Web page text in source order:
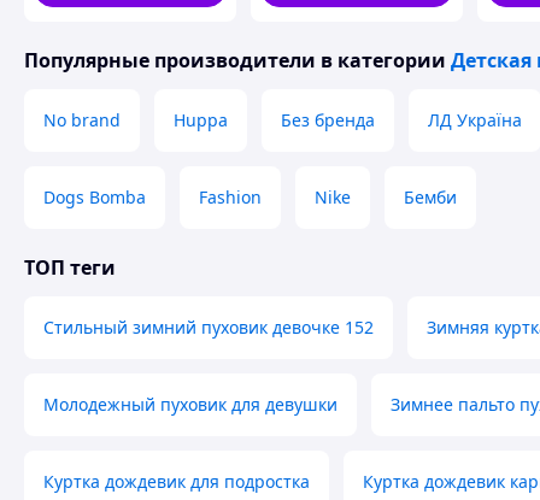
Популярные производители в категории Детская
No brand Huppa Без бренда ЛД Україна
Dogs Bomba Fashion Nike Бемби
ТОП теги
Стильный зимний пуховик девочке 152 Зимняя
Молодежный пуховик для девушки Зимнее пальто
Куртка дождевик для подростка Куртка дождевик